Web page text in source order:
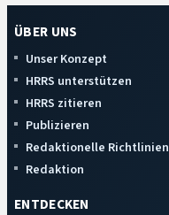
ÜBER UNS
Unser Konzept
HRRS unterstützen
HRRS zitieren
Publizieren
Redaktionelle Richtlinien
Redaktion
ENTDECKEN